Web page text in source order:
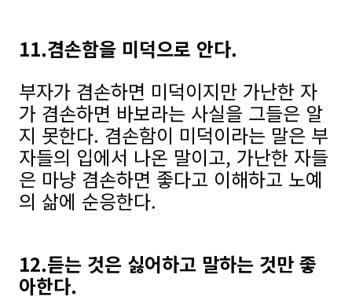
11.겸손함을 미덕으로 안다.
부자가 겸손하면 미덕이지만 가난한 자
가 겸손하면 바보라는 사실을 그들은 알
지 못한다. 겸손함이 미덕이라는 말은 부
자들의 입에서 나온 말이고, 가난한 자들
은 마냥 겸손하면 좋다고 이해하고 노예
의 삶에 순응한다.
12.듣는 것은 싫어하고 말하는 것만 좋
아한다.